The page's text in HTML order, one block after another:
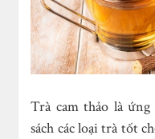
Trà cam thảo là
sách các loại trà tốt